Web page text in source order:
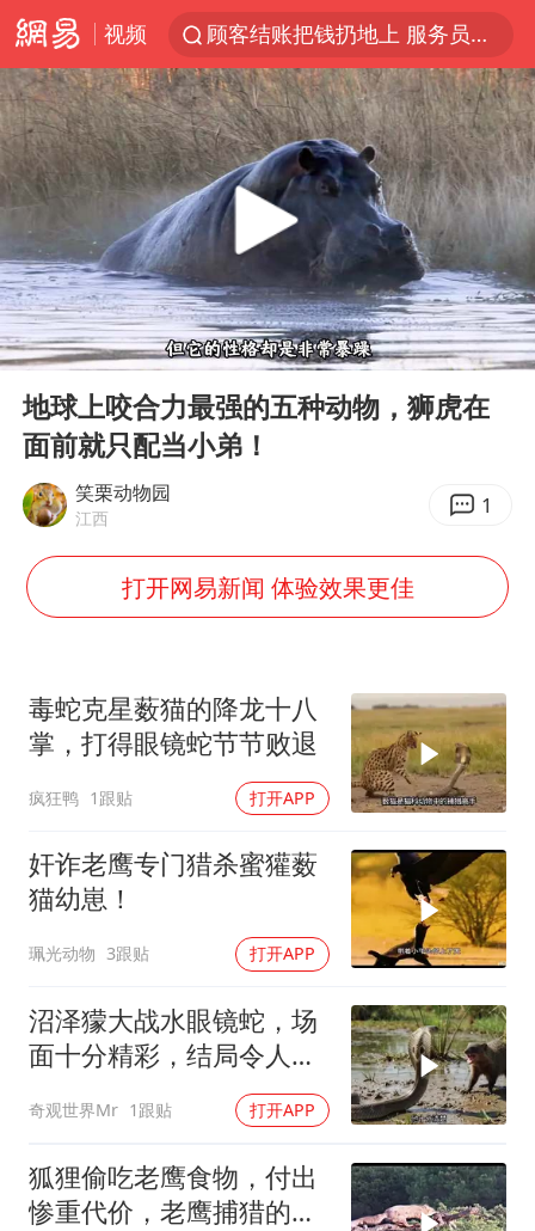
视频
38岁山东财大教授刘海明逝世
被泰航拒载中国乘客：免费改签没兑现
陕西柞水遭遇暴雨五千余户群众转移
银行午休1.5小时 留个窗口行不行
台风白海豚或在华东沿海登陆
弹药库存告急 美军补货难
沙特否认与胡塞武装举行会谈
如何把百年大党建设得更加坚强有力
香港殿堂级填词人黎彼得因病离世 终年76岁
41岁女子为鼓励女儿考上985研究生
恩比德变瘦引热议
总书记关心百姓身边这些民生大事
Play
00:00 02:11
地球上咬合力最强的五种动物，狮虎在
面前就只配当小弟！
笑栗动物园
江西 1
打开网易新闻 体验效果更佳
毒蛇克星薮猫的降龙十八
掌，打得眼镜蛇节节败退
疯狂鸭 1跟贴 打开APP
奸诈老鹰专门猎杀蜜獾薮
猫幼崽！
珮光动物 3跟贴 打开APP
沼泽獴大战水眼镜蛇，场
面十分精彩，结局令人意
奇观世界Mr 1跟贴 打开APP
狐狸偷吃老鹰食物，付出
惨重代价，老鹰捕猎的视